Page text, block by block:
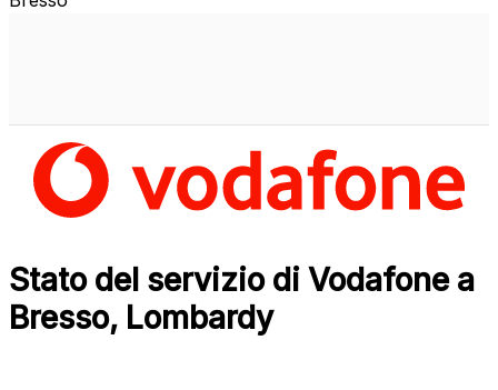
Stato del servizio di Vodafone a
Bresso, Lombardy